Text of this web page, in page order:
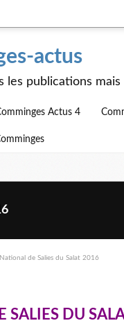
actus
les publications
Actus 4
SALIES DU